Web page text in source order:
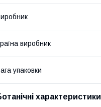
виробник
упаковки
характеристики